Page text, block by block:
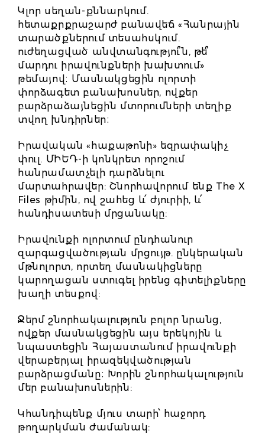
Կլոր սեղան-քննարկում.
հետաքրքրաշարժ բանավեճ «Հանրային
տարածքներում տեսահսկում.
ուժեղացված անվտանգությու՞ն, թե՞
մարդու իրավունքների խախտում»
թեմայով։ Մասնակցեցին ոլորտի
փորձագետ բանախոսներ, ովքեր
բարձրաձայնեցին մտորումների տեղիք
տվող խնդիրներ։
Իրավական «հաքաթոնի» եզրափակիչ
փուլ. ՄԻԵԴ-ի կոնկրետ որոշում
հանրամատչելի դարձնելու
մարտահրավեր: Շնորհավորում ենք The X
Files թիմին, ով շահեց և՛ ժյուրիի, և՛
հանդիսատեսի մրցանակը:
Իրավունքի ոլորտում ընդհանուր
զարգացվածության մրցույթ. ընկերական
մթնոլորտ, որտեղ մասնակիցները
կարողացան ստուգել իրենց գիտելիքները
խաղի տեսքով:
Ջերմ շնորհակալություն բոլոր նրանց,
ովքեր մասնակցեցին այս երեկոյին և
նպաստեցին Հայաստանում իրավունքի
վերաբերյալ իրազեկվածության
բարձրացմանը։ Խորին շնորհակալություն
մեր բանախոսներին:
Կհանդիպենք մյուս տարի՝ հաջորդ
թողարկման ժամանակ: